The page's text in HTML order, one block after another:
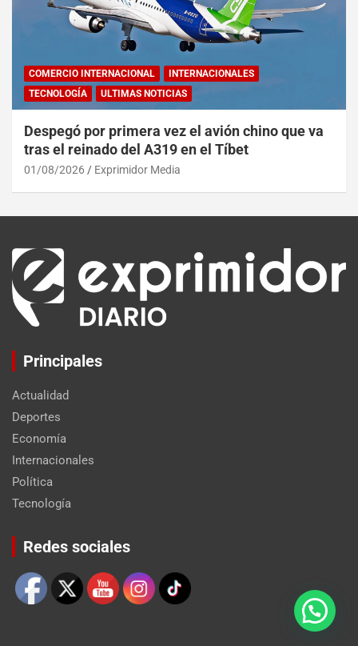
COMERCIO INTERNACIONAL
INTERNACIONALES
TECNOLOGÍA
ULTIMAS NOTICIAS
Despegó por primera vez el avión chino que va
tras el reinado del A319 en el Tíbet
01/08/2026 Exprimidor Media
Principales
Actualidad
Deportes
Economía
Internacionales
Política
Tecnología
Redes sociales